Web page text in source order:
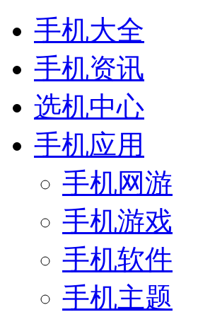
手机大全
手机资讯
选机中心
手机应用
手机网游
手机游戏
手机软件
手机主题